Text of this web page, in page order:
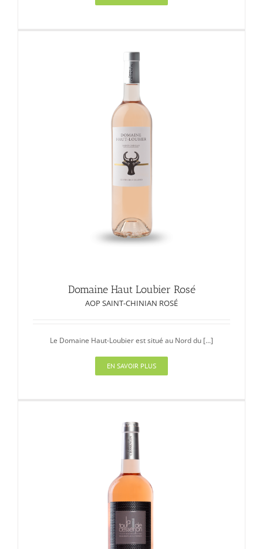
Domaine Haut Loubier Rosé
AOP SAINT-CHINIAN ROSÉ
Le Domaine Haut-Loubier est situé au Nord du [...]
EN SAVOIR PLUS